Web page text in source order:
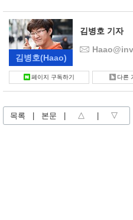
김병호(Haao)
김병호 기자
페이지 구독하기 다른
목록 본문 △ ▽